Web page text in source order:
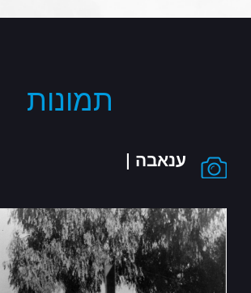
תמונות
ענאבה |